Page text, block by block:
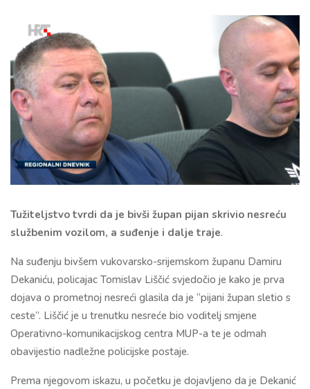
Tužiteljstvo tvrdi da je bivši župan pijan skrivio nesreću
službenim vozilom, a suđenje i dalje traje.
Na suđenju bivšem vukovarsko-srijemskom županu Damiru
Dekaniću, policajac Tomislav Liščić svjedočio je kako je prva
dojava o prometnoj nesreći glasila da je “pijani župan sletio s
ceste”. Liščić je u trenutku nesreće bio voditelj smjene
Operativno-komunikacijskog centra MUP-a te je odmah
obavijestio nadležne policijske postaje.
Prema njegovom iskazu, u početku je dojavljeno da je Dekanić